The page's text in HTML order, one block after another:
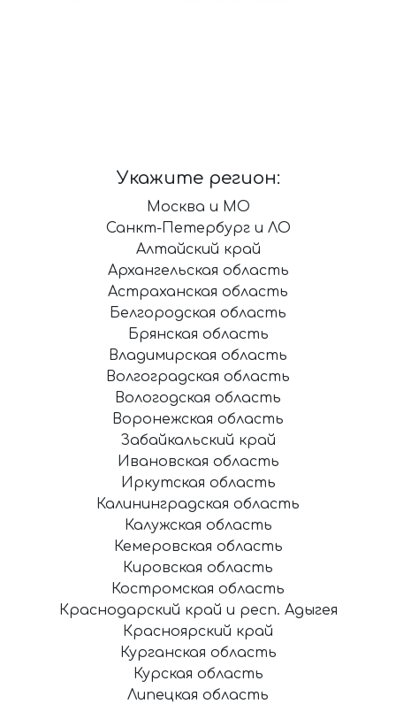
Укажите регион:
Москва и МО
Санкт-Петербург и ЛО
Алтайский край
Архангельская область
Астраханская область
Белгородская область
Брянская область
Владимирская область
Волгоградская область
Вологодская область
Воронежская область
Забайкальский край
Ивановская область
Иркутская область
Калининградская область
Калужская область
Кемеровская область
Кировская область
Костромская область
Краснодарский край и респ. Адыгея
Красноярский край
Курганская область
Курская область
Липецкая область